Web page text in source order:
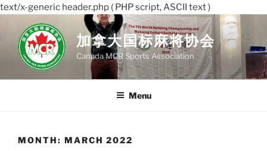
text/x-generic header.php ( PHP script, ASCII text )
content
加拿大国标麻将协会
Canada MCR Sports Association
Menu
MONTH: MARCH 2022